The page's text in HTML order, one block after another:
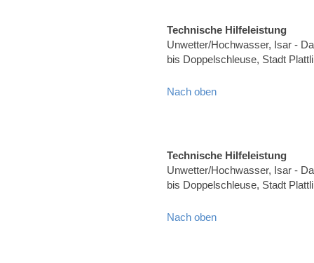
Technische Hilfeleistung
Unwetter/Hochwasser, Isar -
bis Doppelschleuse, Stadt
Nach oben
Technische Hilfeleistung
Unwetter/Hochwasser, Isar -
bis Doppelschleuse, Stadt
Nach oben